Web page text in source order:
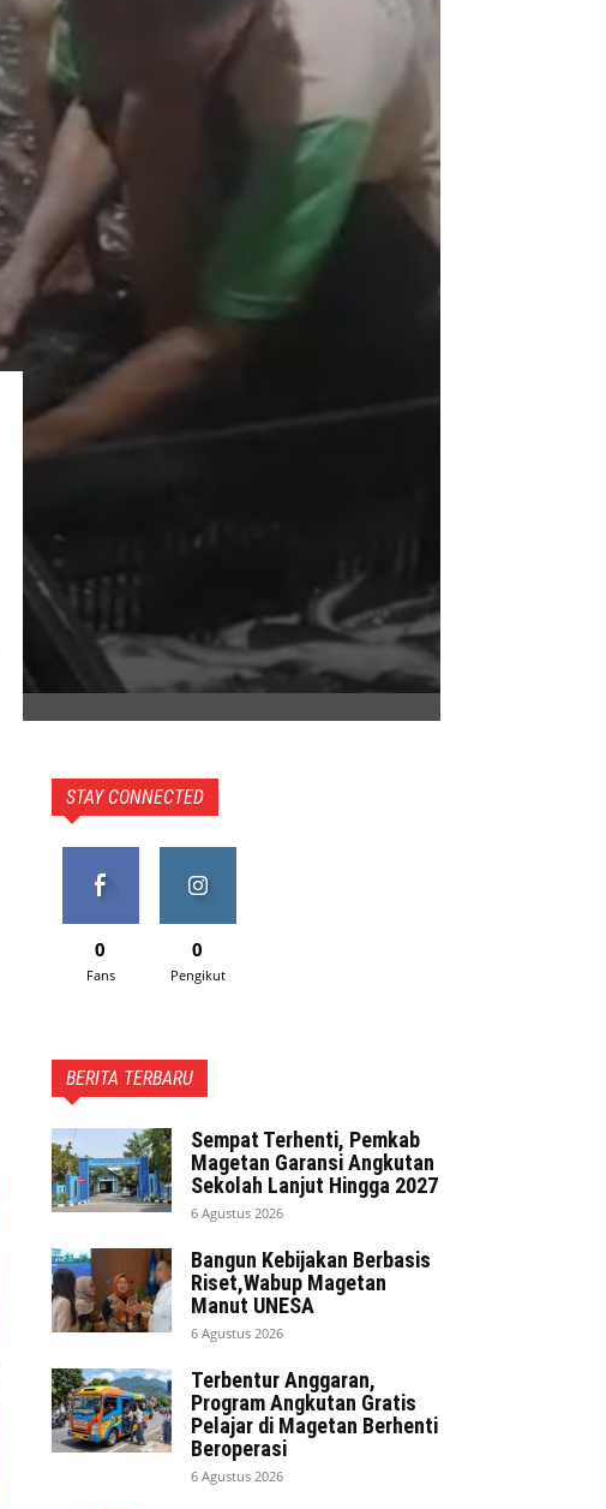
STAY CONNECTED
0
Fans
0
Pengikut
BERITA TERBARU
Sempat Terhenti, Pemkab
Magetan Garansi Angkutan
Sekolah Lanjut Hingga 2027
6 Agustus 2026
Bangun Kebijakan Berbasis
Riset,Wabup Magetan
Manut UNESA
6 Agustus 2026
Terbentur Anggaran,
Program Angkutan Gratis
Pelajar di Magetan Berhenti
Beroperasi
6 Agustus 2026